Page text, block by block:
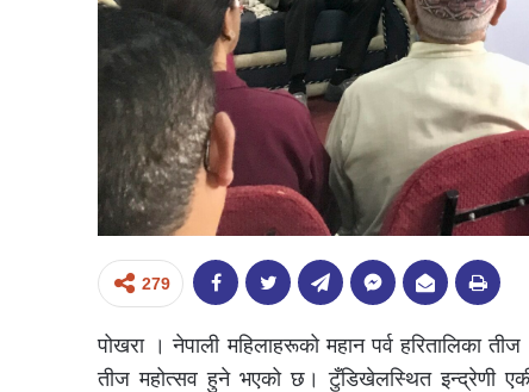
279
पोखरा । नेपाली महिलाहरूको महान पर्व हरितालिका
तीज महोत्सव हुने भएको छ। टुँडिखेलस्थित इन्द्रेणी